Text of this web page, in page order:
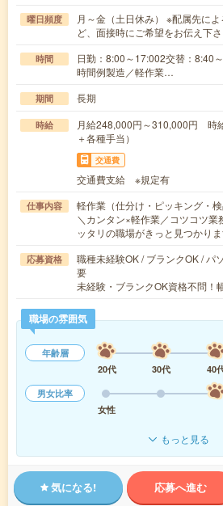
曜日頻度
月～金（土日休み） ※配属先に
ど、面接時にご希望をお伝え下さ
時間
日勤：8:00～17:002交替：8:40
時間例製造／軽作業…
期間 長期
時給
月給248,000円～310,000円 時
＋各種手当）
交通費
交通費支給 ※規定有
仕事内容
軽作業（仕分け・ピッキング・検
＼カンタン×軽作業／コツコツ
ッタリの職場がきっと見つかり
応募資格
職種未経験OK / ブランクOK / パ
要
未経験・ブランクOK資格不問！
職場の雰囲気
年齢層
20代
30代 40
男女比率
女性
もっと見る
気になる! 応募へ進む